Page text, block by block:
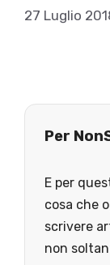
27 Luglio
Per
E per
cosa che
scrivere
non